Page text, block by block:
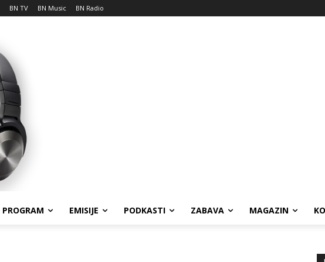
BN TV BN Music BN Radio
PROGRAM EMISIJE PODKASTI ZABAVA MAGAZIN